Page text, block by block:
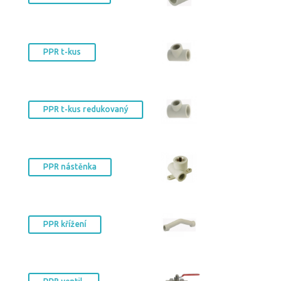
PPR t-kus
PPR t-kus redukovaný
PPR nástěnka
PPR křížení